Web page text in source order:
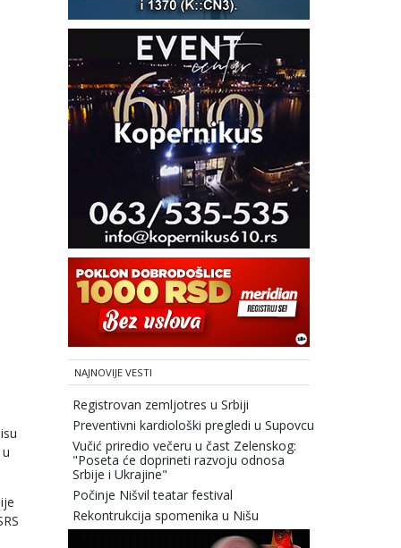
NAJNOVIJE VESTI
Registrovan zemljotres u Srbiji
Preventivni kardiološki pregledi u Supovcu
Vučić priredio večeru u čast Zelenskog:
"Poseta će doprineti razvoju odnosa
Srbije i Ukrajine"
Počinje Nišvil teatar festival
Rekontrukcija spomenika u Nišu